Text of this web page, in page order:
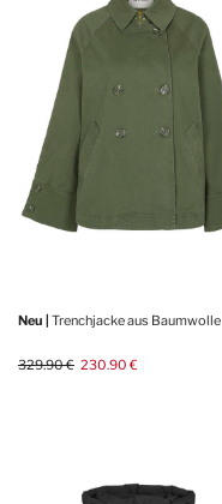
Neu | Trenchjacke aus Baumwolle
329.90 € 230.90 €